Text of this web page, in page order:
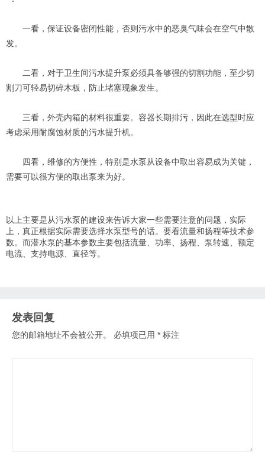
一看，保证设备密闭性能，否则污水中的恶臭气味会在空气中散
发。
二看，对于卫生间污水提升泵必须具备够强的切割功能，至少切
割刀可轻易切碎木板，防止堵塞现象发生。
三看，外壳内箱的材料很重要。容器长期排污，因此在选型时应
考虑采用耐腐蚀材质的污水提升机。
四看，维修的方便性，特别是水泵从设备中取出容易成为关键，
需要可以很方便的取出泵来为好。
以上主要是从污水泵的建设来告诉大家一些需要注意的问题，实际
上，真正根据实际需要选择水泵型号的话。要看流量和扬程等技术参
数。而潜水泵的基本参数主要包括流量、 功率、 扬程、 泵转速、额定
电流、 支持电源、 直径等。
发表回复
您的邮箱地址不会被公开。 必填项已用 * 标注